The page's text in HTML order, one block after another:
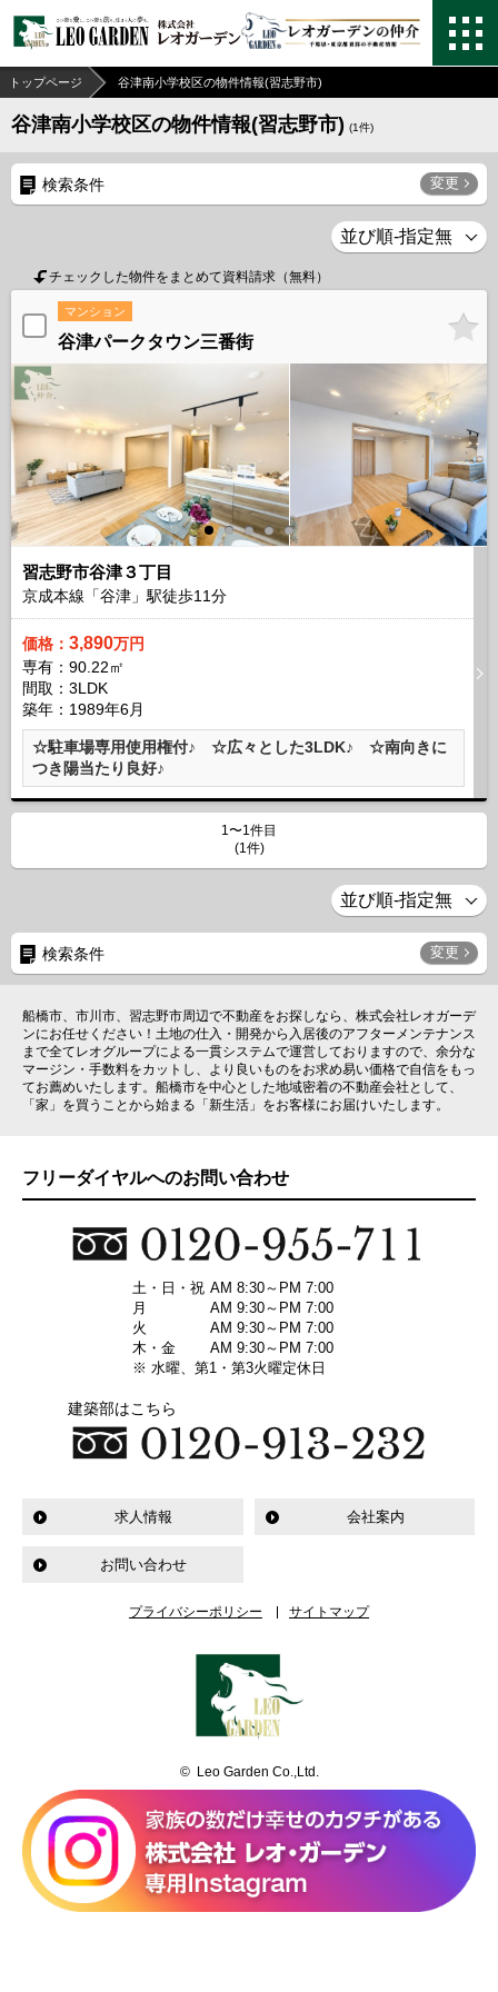
トップページ 谷津南小学校区の物件情報(習志野市)
谷津南小学校区の物件情報(習志野市) (1件)
検索条件 変更
チェックした物件をまとめて資料請求（無料）
マンション
谷津パークタウン三番街
習志野市谷津３丁目
京成本線「谷津」駅徒歩11分
価格： 3,890万円
専有：90.22㎡
間取：3LDK
築年：1989年6月
☆駐車場専用使用権付♪ ☆広々とした3LDK♪ ☆南向きに
つき陽当たり良好♪
1〜1件目
(1件)
検索条件 変更
船橋市、市川市、習志野市周辺で不動産をお探しなら、株式会社レオガーデ
ンにお任せください！土地の仕入・開発から入居後のアフターメンテナンス
まで全てレオグループによる一貫システムで運営しておりますので、余分な
マージン・手数料をカットし、より良いものをお求め易い価格で自信をもっ
てお薦めいたします。船橋市を中心とした地域密着の不動産会社として、
「家」を買うことから始まる「新生活」をお客様にお届けいたします。
フリーダイヤルへのお問い合わせ
土・日・祝 AM 8:30～PM 7:00
月
AM 9:30～PM 7:00
火
AM 9:30～PM 7:00
木・金
AM 9:30～PM 7:00
※ 水曜、第1・第3火曜定休日
建築部はこちら
求人情報 会社案内
お問い合わせ
プライバシーポリシー サイトマップ
© Leo Garden Co.,Ltd.